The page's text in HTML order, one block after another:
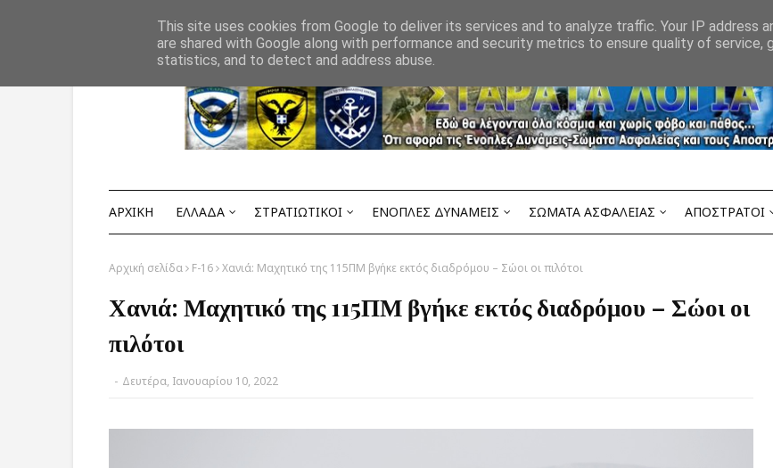
ΑΡΧΙΚΗ ΕΛΛΑΔΑ ΣΤΡΑΤΙΩΤΙΚΟΙ ΕΝΟΠΛΕΣ ΔΥΝΑΜΕΙΣ ΣΩΜΑΤΑ ΑΣΦΑΛΕΙΑΣ ΑΠΟΣΤΡΑΤΟΙ
Αρχική σελίδα F-16 Χανιά: Μαχητικό της 115ΠΜ βγήκε εκτός διαδρόμου – Σώοι οι πιλότοι
Χανιά: Μαχητικό της 115ΠΜ βγήκε εκτός διαδρόμου – Σώοι οι
πιλότοι
- Δευτέρα, Ιανουαρίου 10, 2022
This site uses cookies from Google to deliver its services and to analyze traffic. Your IP address
are shared with Google along with performance and security metrics to ensure quality of service,
statistics, and to detect and address abuse.